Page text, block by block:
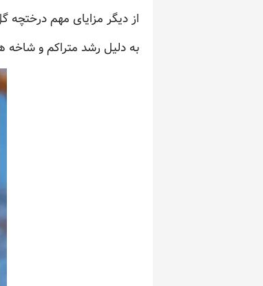
از دیگر مزایای مهم درختچه
به دلیل رشد متراکم و شاخه